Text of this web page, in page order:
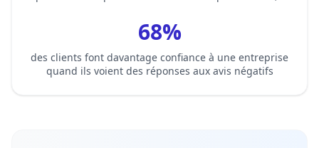
68%
des clients font davantage confiance à une entreprise
quand ils voient des réponses aux avis négatifs